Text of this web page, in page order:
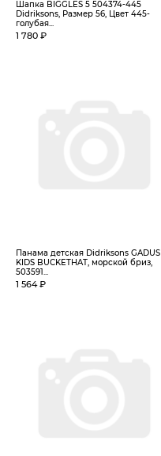
Шапка BIGGLES 5 504374-445
Didriksons, Размер 56, Цвет 445-
голубая...
1 780 ₽
Панама детская Didriksons GADUS
KIDS BUCKETHAT, морской бриз,
503591...
1 564 ₽